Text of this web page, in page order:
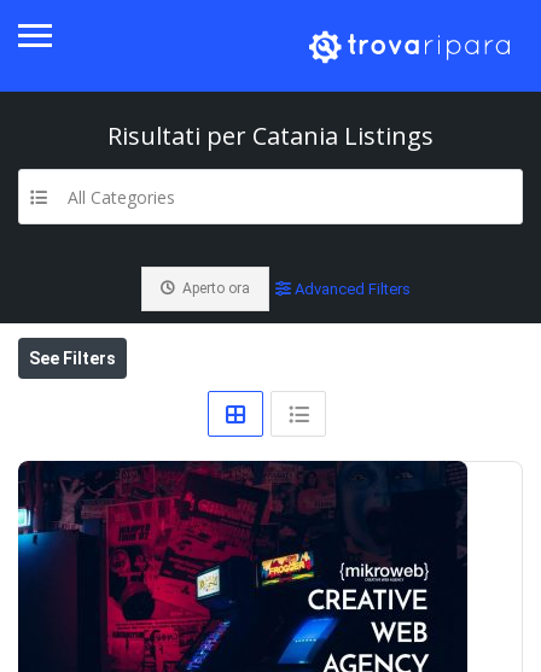
Risultati per Catania Listings
All Categories
Aperto ora Advanced Filters
See Filters